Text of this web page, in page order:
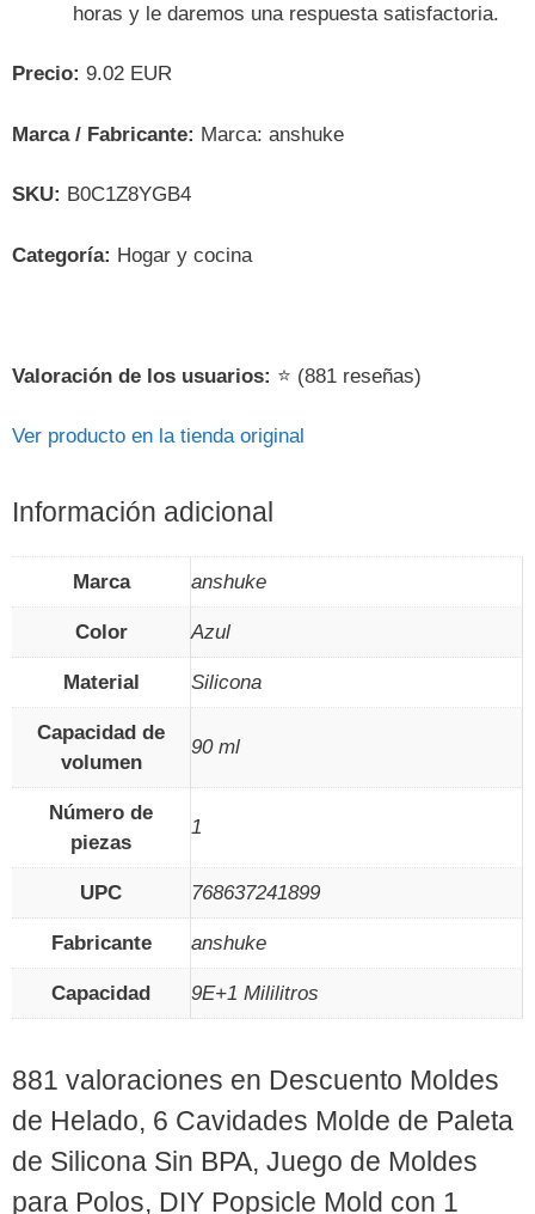
horas y le daremos una respuesta satisfactoria.
Precio: 9.02 EUR
Marca / Fabricante: Marca: anshuke
SKU: B0C1Z8YGB4
Categoría: Hogar y cocina
Valoración de los usuarios: ⭐ (881 reseñas)
Ver producto en la tienda original
Información adicional
Marca anshuke
Color Azul
Material Silicona
Capacidad de
volumen
90 ml
Número de
piezas
1
UPC 768637241899
Fabricante anshuke
Capacidad 9E+1 Mililitros
881 valoraciones en Descuento Moldes
de Helado, 6 Cavidades Molde de Paleta
de Silicona Sin BPA, Juego de Moldes
para Polos, DIY Popsicle Mold con 1